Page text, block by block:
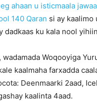
ahaan u isticmaala
140 Qaran si ay kaalimo
dadkaas ku kala nool
Woqooyiga
kaalmaha farxadda
Deenmaarki 2aad,
kaalinta 4aad.